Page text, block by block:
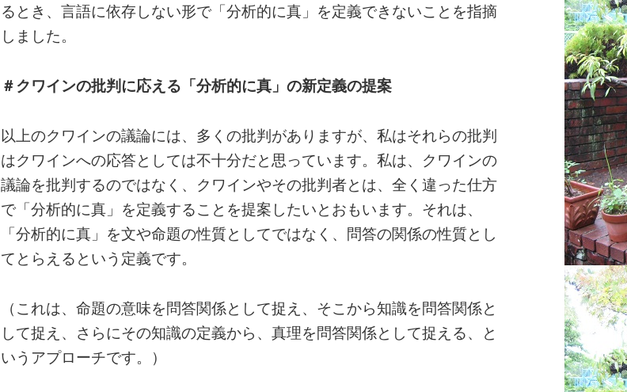
るとき、言語に依存しない形で「分析的に真」を定義できないことを指摘
しました。
＃クワインの批判に応える「分析的に真」の新定義の提案
以上のクワインの議論には、多くの批判がありますが、私はそれらの批判
はクワインへの応答としては不十分だと思っています。私は、クワインの
議論を批判するのではなく、クワインやその批判者とは、全く違った仕方
で「分析的に真」を定義することを提案したいとおもいます。それは、
「分析的に真」を文や命題の性質としてではなく、問答の関係の性質とし
てとらえるという定義です。
（これは、命題の意味を問答関係として捉え、そこから知識を問答関係と
して捉え、さらにその知識の定義から、真理を問答関係として捉える、と
いうアプローチです。）